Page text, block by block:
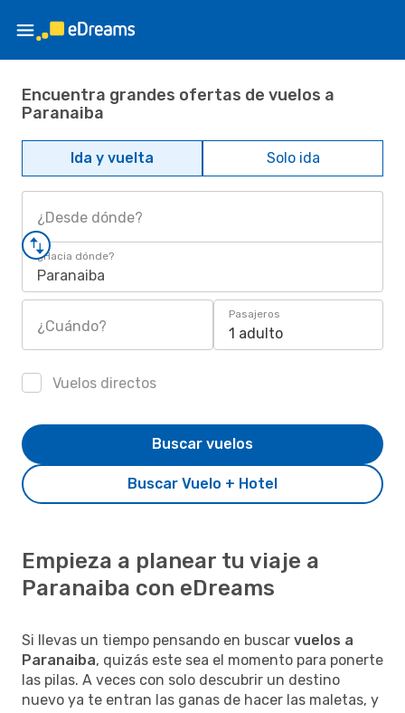
Encuentra grandes ofertas de vuelos a
Paranaiba
Ida y vuelta Solo ida
¿Desde dónde?
¿Hacia dónde?
Paranaiba
¿Cuándo?
Pasajeros
1 adulto
Vuelos directos
Buscar Vuelo + Hotel
Buscar vuelos
Empieza a planear tu viaje a
Paranaiba con eDreams
Si llevas un tiempo pensando en buscar vuelos a
Paranaiba, quizás este sea el momento para ponerte
las pilas. A veces con solo descubrir un destino
nuevo ya te entran las ganas de hacer las maletas, y